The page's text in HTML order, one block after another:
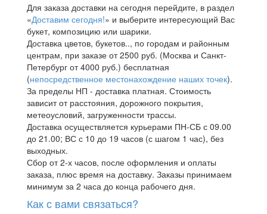
Для заказа доставки на сегодня перейдите, в раздел
«Доставим сегодня!» и выберите интересующий Вас
букет, композицию или шарики.
Доставка цветов, букетов.., по городам и районным
центрам, при заказе от 2500 руб. (Москва и Санкт-
Петербург от 4000 руб.) бесплатная
(непосредственное местонахождение наших точек).
За пределы НП - доставка платная. Стоимость
зависит от расстояния, дорожного покрытия,
метеоусловий, загруженности трассы.
Доставка осуществляется курьерами ПН-СБ с 09.00
до 21.00; ВС с 10 до 19 часов (с шагом 1 час), без
выходных.
Сбор от 2-х часов, после оформления и оплаты
заказа, плюс время на доставку. Заказы принимаем
минимум за 2 часа до конца рабочего дня.
Как с вами связаться?